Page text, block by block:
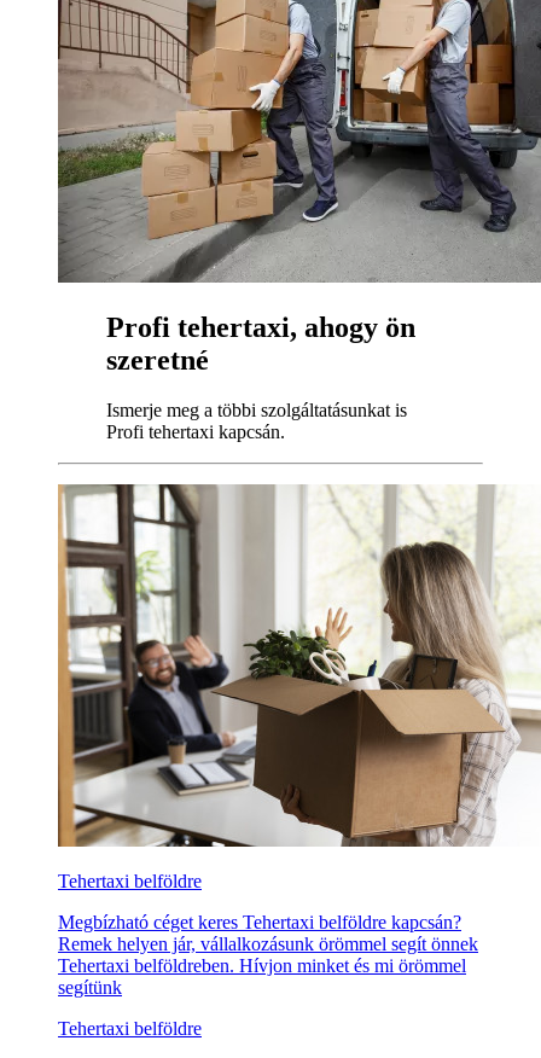
Profi tehertaxi, ahogy ön
szeretné
Ismerje meg a többi szolgáltatásunkat is
Profi tehertaxi kapcsán.
Tehertaxi belföldre
Megbízható céget keres Tehertaxi belföldre kapcsán?
Remek helyen jár, vállalkozásunk örömmel segít önnek
Tehertaxi belföldreben. Hívjon minket és mi örömmel
segítünk
Tehertaxi belföldre